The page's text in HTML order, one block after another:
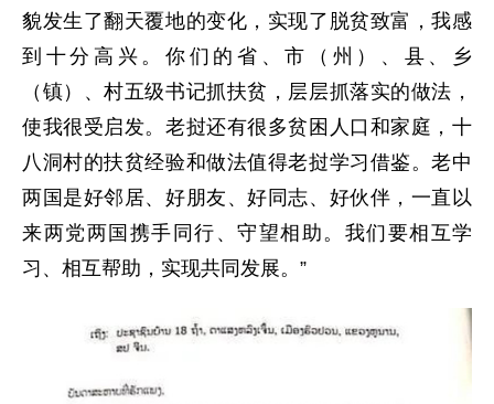
貌发生了翻天覆地的变化，实现了脱贫致富，我感
到十分高兴。你们的省、市（州）、县、乡
（镇）、村五级书记抓扶贫，层层抓落实的做法，
使我很受启发。老挝还有很多贫困人口和家庭，十
八洞村的扶贫经验和做法值得老挝学习借鉴。老中
两国是好邻居、好朋友、好同志、好伙伴，一直以
来两党两国携手同行、守望相助。我们要相互学
习、相互帮助，实现共同发展。”